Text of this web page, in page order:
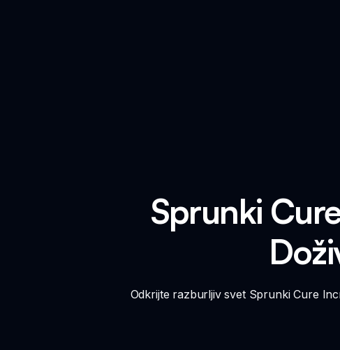
Sprunki
Odkrijte razburljiv svet Sprunki Cure